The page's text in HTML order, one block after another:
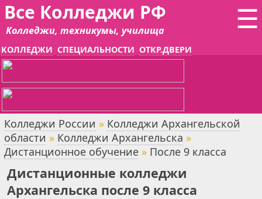
☰
Все Колледжи РФ
Колледжи, техникумы, училища
КОЛЛЕДЖИ СПЕЦИАЛЬНОСТИ ОТКР.ДВЕРИ
Колледжи России » Колледжи Архангельской
области » Колледжи Архангельска »
Дистанционное обучение » После 9 класса
Дистанционные колледжи
Архангельска после 9 класса